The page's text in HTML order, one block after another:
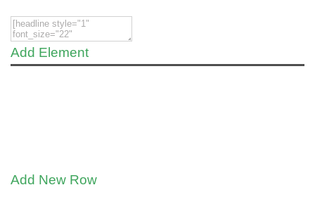
Add Element
Add New Row